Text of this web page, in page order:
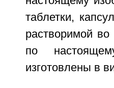
таблетки,
растворимой
по
изготовлены в